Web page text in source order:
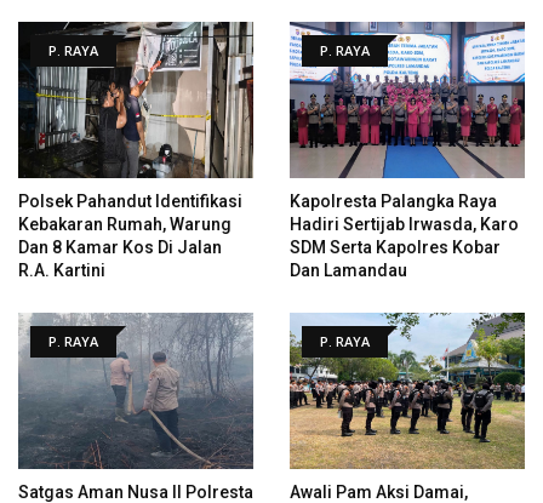
P. RAYA
Polsek Pahandut Identifikasi
Kebakaran Rumah, Warung
Dan 8 Kamar Kos Di Jalan
R.A. Kartini
P. RAYA
Kapolresta Palangka Raya
Hadiri Sertijab Irwasda, Karo
SDM Serta Kapolres Kobar
Dan Lamandau
P. RAYA
Satgas Aman Nusa II Polresta
P. RAYA
Awali Pam Aksi Damai,